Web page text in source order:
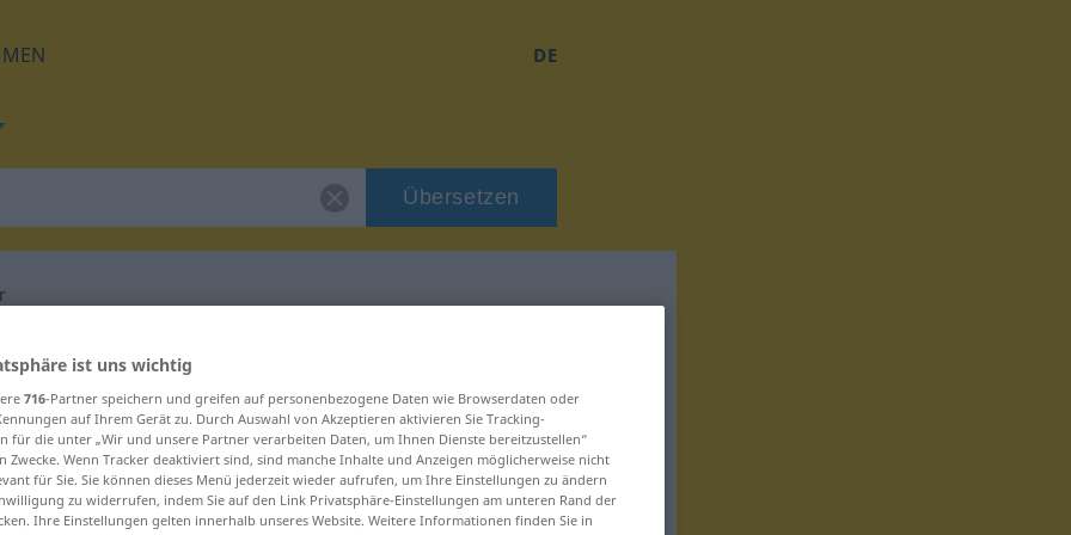
DE
Übersetzen
"Fahrtmesser"
ist uns wichtig
716-Partner speichern und greifen auf personenbezogene Daten wie Browserdaten oder
auf Ihrem Gerät zu. Durch Auswahl von Akzeptieren aktivieren Sie Tracking-
für die unter „Wir und unsere Partner verarbeiten Daten, um Ihnen Dienste bereitzustellen“
Zwecke. Wenn Tracker deaktiviert sind, sind manche Inhalte und Anzeigen möglicherweise nicht
für Sie. Sie können dieses Menü jederzeit wieder aufrufen, um Ihre Einstellungen zu ändern
zu widerrufen, indem Sie auf den Link Privatsphäre-Einstellungen am unteren Rand der
Ihre Einstellungen gelten innerhalb unseres Website. Weitere Informationen finden Sie in